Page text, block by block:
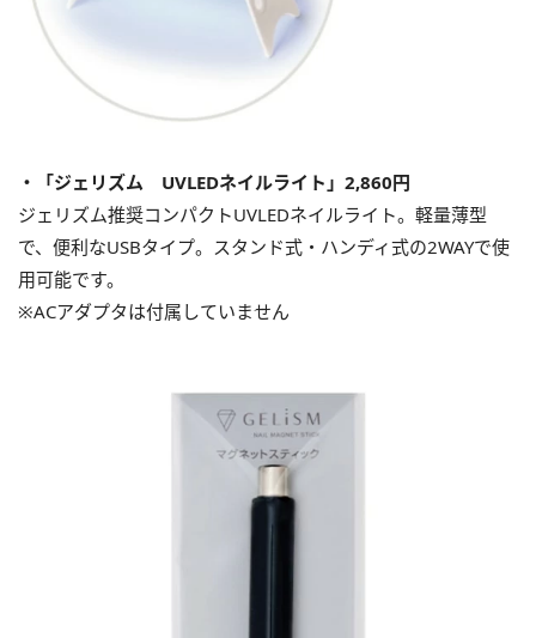
・「ジェリズム UVLEDネイルライト」2,860円
ジェリズム推奨コンパクトUVLEDネイルライト。軽量薄型
で、便利なUSBタイプ。スタンド式・ハンディ式の2WAYで使
用可能です。
※ACアダプタは付属していません